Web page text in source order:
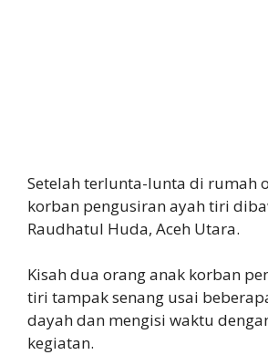
Setelah terlunta-lunta di rumah
korban pengusiran ayah tiri
Raudhatul Huda, Aceh Utara.
Kisah dua orang anak korban
tiri tampak senang usai
dayah dan mengisi waktu
kegiatan.